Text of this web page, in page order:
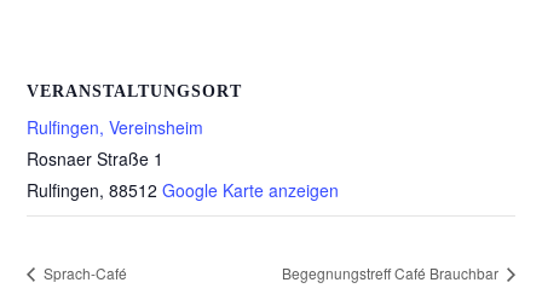
VERANSTALTUNGSORT
Rulfingen, Vereinsheim
Rosnaer Straße 1
Rulfingen, 88512 Google Karte anzeigen
Sprach-Café Begegnungstreff Café Brauchbar